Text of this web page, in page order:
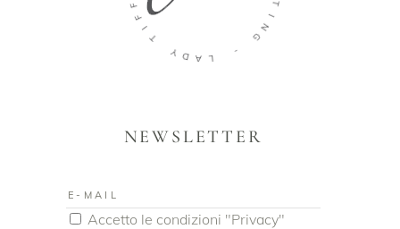
U
E
T
I
G
-
L
A
Y
T
I
NEWSLETTER
Accetto le condizioni "Privacy"